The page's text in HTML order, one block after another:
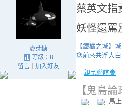
麥芽糖
等級：8
留言｜ 加入好友
蔡英文指
妖怪還罵
【鐵橘之城】
您前來共浮大白!
親民聯誼會
【鬼島
馬